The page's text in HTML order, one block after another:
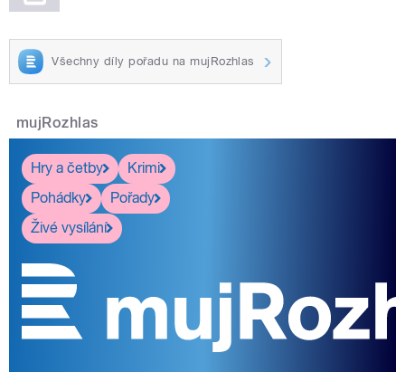
Všechny díly pořadu na mujRozhlas
mujRozhlas
Hry a četby
Krimi
Pohádky
Pořady
Živé vysílání